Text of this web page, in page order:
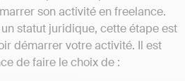
son activité en freelance.
un statut juridique, cette étape est
démarrer votre activité. Il est
de faire le choix de :